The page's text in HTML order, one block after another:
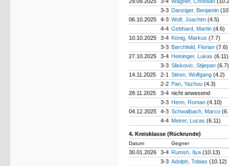
3-3 Danziger, Benjamin
06.10.2025
4-3 Wolf, Joachim (4.5)
4-4 Gebhard, Martin (4.6)
10.10.2025
3-4 König, Markus (7.7)
3-3 Barchfeld, Florian (7.6)
27.10.2025
3-4 Heininger, Lukas (6.11)
3-3 Sliskovic, Stijepan (6.7)
14.11.2025
2-1 Stiren, Wolfgang (4.2)
2-2 Pan, Yazhou (4.3)
28.11.2025
3-4 nicht anwesend
3-3 Henn, Roman (4.10)
04.12.2025
4-3 Schwalbach, Marco
4-4 Meirer, Lucas (6.11)
4. Kreisklasse (Rückrunde)
Datum Gegner
30.01.2026 3-4 Rumsh, Ilya (10.13)
3-3 Adolph, Tobias (10.12)